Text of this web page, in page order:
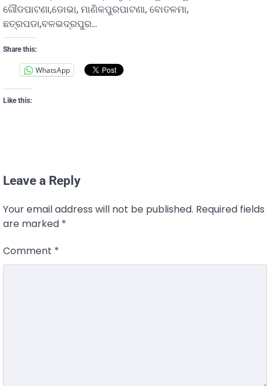
ଗୌଡପାଟଣା,ଡୋଭା, ମାଣିକପୁରପାଟଣା, ବୋତଳମା,
ଛତ୍ରପଡା,ବଳଭଦ୍ରପୁର…
Share this:
WhatsApp
Like this:
Leave a Reply
Your email address will not be published. Required fields
are marked *
Comment *